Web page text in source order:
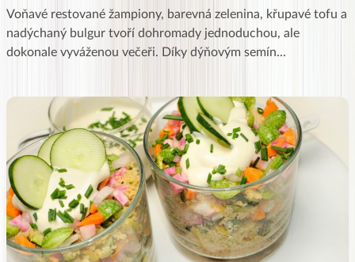
Voňavé restované žampiony, barevná zelenina, křupavé tofu a
nadýchaný bulgur tvoří dohromady jednoduchou, ale
dokonale vyváženou večeři. Díky dýňovým semín...